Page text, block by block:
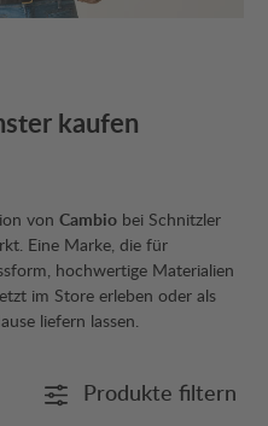
kaufen
von Cambio bei Schnitzler
Eine Marke, die für
hochwertige Materialien
im Store erleben oder als
liefern lassen.
Produkte filtern